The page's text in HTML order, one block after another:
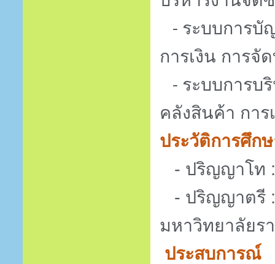
- ระบบการบั
การเงิน การ
- ระบบการบ
คลังสินค้า การ
ประวัติการศึก
- ปริญญาโท
- ปริญญาตรี
มหาวิทยาลัยร
ประสบการณ์